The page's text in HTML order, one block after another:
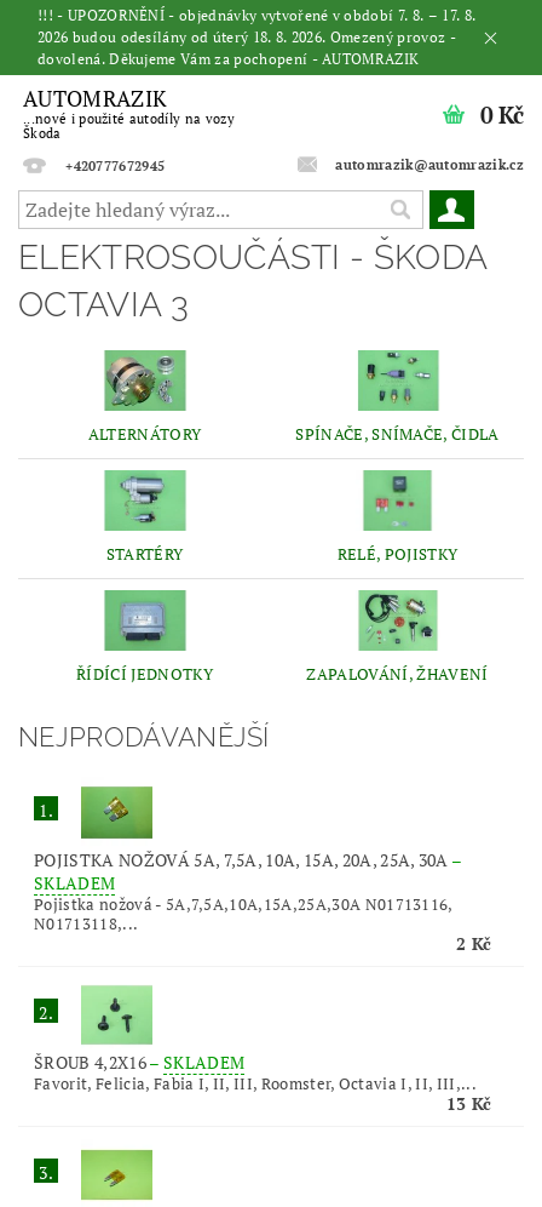
!!! - UPOZORNĚNÍ - objednávky vytvořené v období 7. 8. – 17. 8.
2026 budou odesílány od úterý 18. 8. 2026. Omezený provoz -
dovolená. Děkujeme Vám za pochopení - AUTOMRAZIK
AUTOMRAZIK
...nové i použité autodíly na vozy
Škoda
+420777672945
automrazik@automrazik.cz
0 Kč
ELEKTROSOUČÁSTI - ŠKODA
OCTAVIA 3
ALTERNÁTORY SPÍNAČE, SNÍMAČE, ČIDLA
STARTÉRY RELÉ, POJISTKY
ŘÍDÍCÍ JEDNOTKY ZAPALOVÁNÍ, ŽHAVENÍ
NEJPRODÁVANĚJŠÍ
1.
POJISTKA NOŽOVÁ 5A, 7,5A, 10A, 15A, 20A, 25A, 30A –
SKLADEM
Pojistka nožová - 5A,7,5A,10A,15A,25A,30A N01713116,
N01713118,...
2 Kč
2.
ŠROUB 4,2X16– SKLADEM
Favorit, Felicia, Fabia I, II, III, Roomster, Octavia I, II, III,...
13 Kč
3.